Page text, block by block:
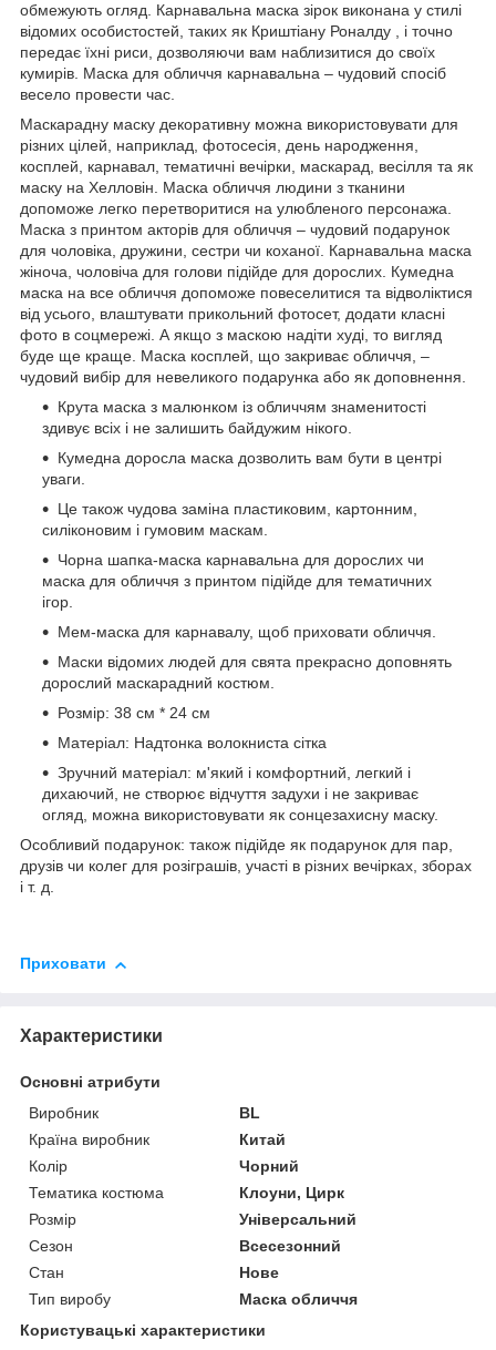
обмежують огляд. Карнавальна маска зірок виконана у стилі
відомих особистостей, таких як Криштіaну Ронaлду , і точно
передає їхні риси, дозволяючи вам наблизитися до своїх
кумирів. Маска для обличчя карнавальна – чудовий спосіб
весело провести час.
Маскарадну маску декоративну можна використовувати для
різних цілей, наприклад, фотосесія, день народження,
косплей, карнавал, тематичні вечірки, маскарад, весілля та як
маску на Хелловін. Маска обличчя людини з тканини
допоможе легко перетворитися на улюбленого персонажа.
Маска з принтом акторів для обличчя – чудовий подарунок
для чоловіка, дружини, сестри чи коханої. Карнавальна маска
жіноча, чоловіча для голови підійде для дорослих. Кумедна
маска на все обличчя допоможе повеселитися та відволіктися
від усього, влаштувати прикольний фотосет, додати класні
фото в соцмережі. А якщо з маскою надіти худі, то вигляд
буде ще краще. Маска косплей, що закриває обличчя, –
чудовий вибір для невеликого подарунка або як доповнення.
Крута маска з малюнком із обличчям знаменитості
здивує всіх і не залишить байдужим нікого.
Кумедна доросла маска дозволить вам бути в центрі
уваги.
Це також чудова заміна пластиковим, картонним,
силіконовим і гумовим маскам.
Чорна шапка-маска карнавальна для дорослих чи
маска для обличчя з принтом підійде для тематичних
ігор.
Мем-маска для карнавалу, щоб приховати обличчя.
Маски відомих людей для свята прекрасно доповнять
дорослий маскарадний костюм.
Розмір: 38 см * 24 см
Матеріал: Надтонка волокниста сітка
Зручний матеріал: м'який і комфортний, легкий і
дихаючий, не створює відчуття задухи і не закриває
огляд, можна використовувати як сонцезахисну маску.
Особливий подарунок: також підійде як подарунок для пар,
друзів чи колег для розіграшів, участі в різних вечірках, зборах
і т. д.
Приховати
Характеристики
Основні атрибути
Виробник
BL
Країна виробник
Китай
Колір
Чорний
Тематика костюма
Клоуни, Цирк
Розмір
Універсальний
Сезон
Всесезонний
Стан
Нове
Тип виробу
Маска обличчя
Користувацькі характеристики